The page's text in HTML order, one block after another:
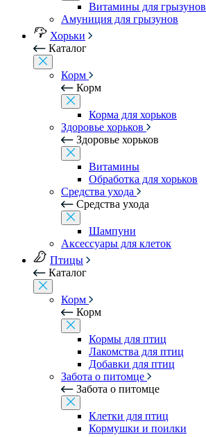
Витамины для грызунов
Амуниция для грызунов
Хорьки
Каталог
Корм
Корм
Корма для хорьков
Здоровье хорьков
Здоровье хорьков
Витамины
Обработка для хорьков
Средства ухода
Средства ухода
Шампуни
Аксессуары для клеток
Птицы
Каталог
Корм
Корм
Кормы для птиц
Лакомства для птиц
Добавки для птиц
Забота о питомце
Забота о питомце
Клетки для птиц
Кормушки и поилки